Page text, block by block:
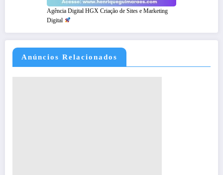
Agência Digital HGX Criação de Sites e Marketing
Digital
Anúncios Relacionados